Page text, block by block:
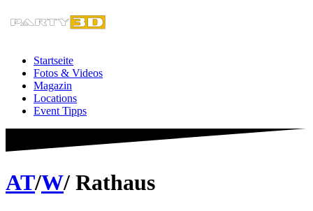
Inhalt
Startseite
Fotos & Videos
Magazin
Locations
Event Tipps
AT/W/ Rathaus